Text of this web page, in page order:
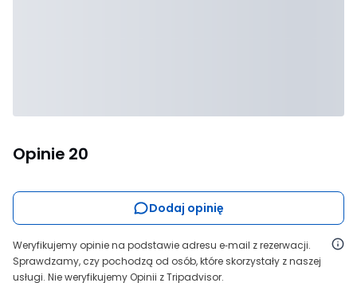
Opinie 20
Dodaj opinię
Weryfikujemy opinie na podstawie adresu e‑mail z rezerwacji.
Sprawdzamy, czy pochodzą od osób, które skorzystały z naszej
usługi. Nie weryfikujemy Opinii z Tripadvisor.